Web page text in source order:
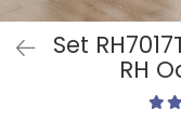
Set
RH